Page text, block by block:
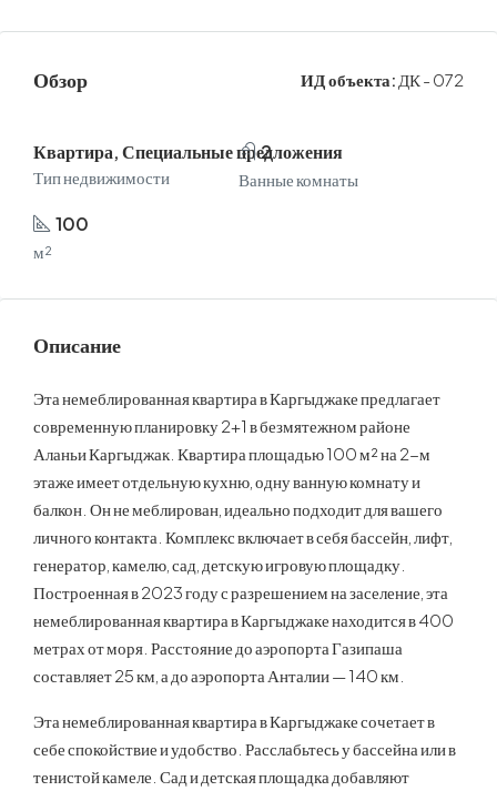
Обзор ИД объекта: ДК - 072
Квартира, Специальные предложения
Тип недвижимости
2
Ванные комнаты
100
м²
Описание
Эта немеблированная квартира в Каргыджаке предлагает
современную планировку 2+1 в безмятежном районе
Аланьи Каргыджак. Квартира площадью 100 м² на 2-м
этаже имеет отдельную кухню, одну ванную комнату и
балкон. Он не меблирован, идеально подходит для вашего
личного контакта. Комплекс включает в себя бассейн, лифт,
генератор, камелю, сад, детскую игровую площадку.
Построенная в 2023 году с разрешением на заселение, эта
немеблированная квартира в Каргыджаке находится в 400
метрах от моря. Расстояние до аэропорта Газипаша
составляет 25 км, а до аэропорта Анталии — 140 км.
Эта немеблированная квартира в Каргыджаке сочетает в
себе спокойствие и удобство. Расслабьтесь у бассейна или в
тенистой камеле. Сад и детская площадка добавляют